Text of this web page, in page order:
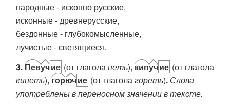
народные - исконно русские,
исконные - древнерусские,
бездонные - глубокомысленные,
лучистые - светящиеся.
3.Певучие (от глаголапеть),кипучие (от глагола
кипеть),горючие (от глаголагореть). Слова
употреблены в переносном значении в тексте.